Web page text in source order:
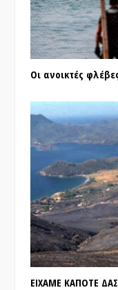
Οι ανοικτές
ΕΙΧΑΜΕ ΚΑΠΟΤΕ